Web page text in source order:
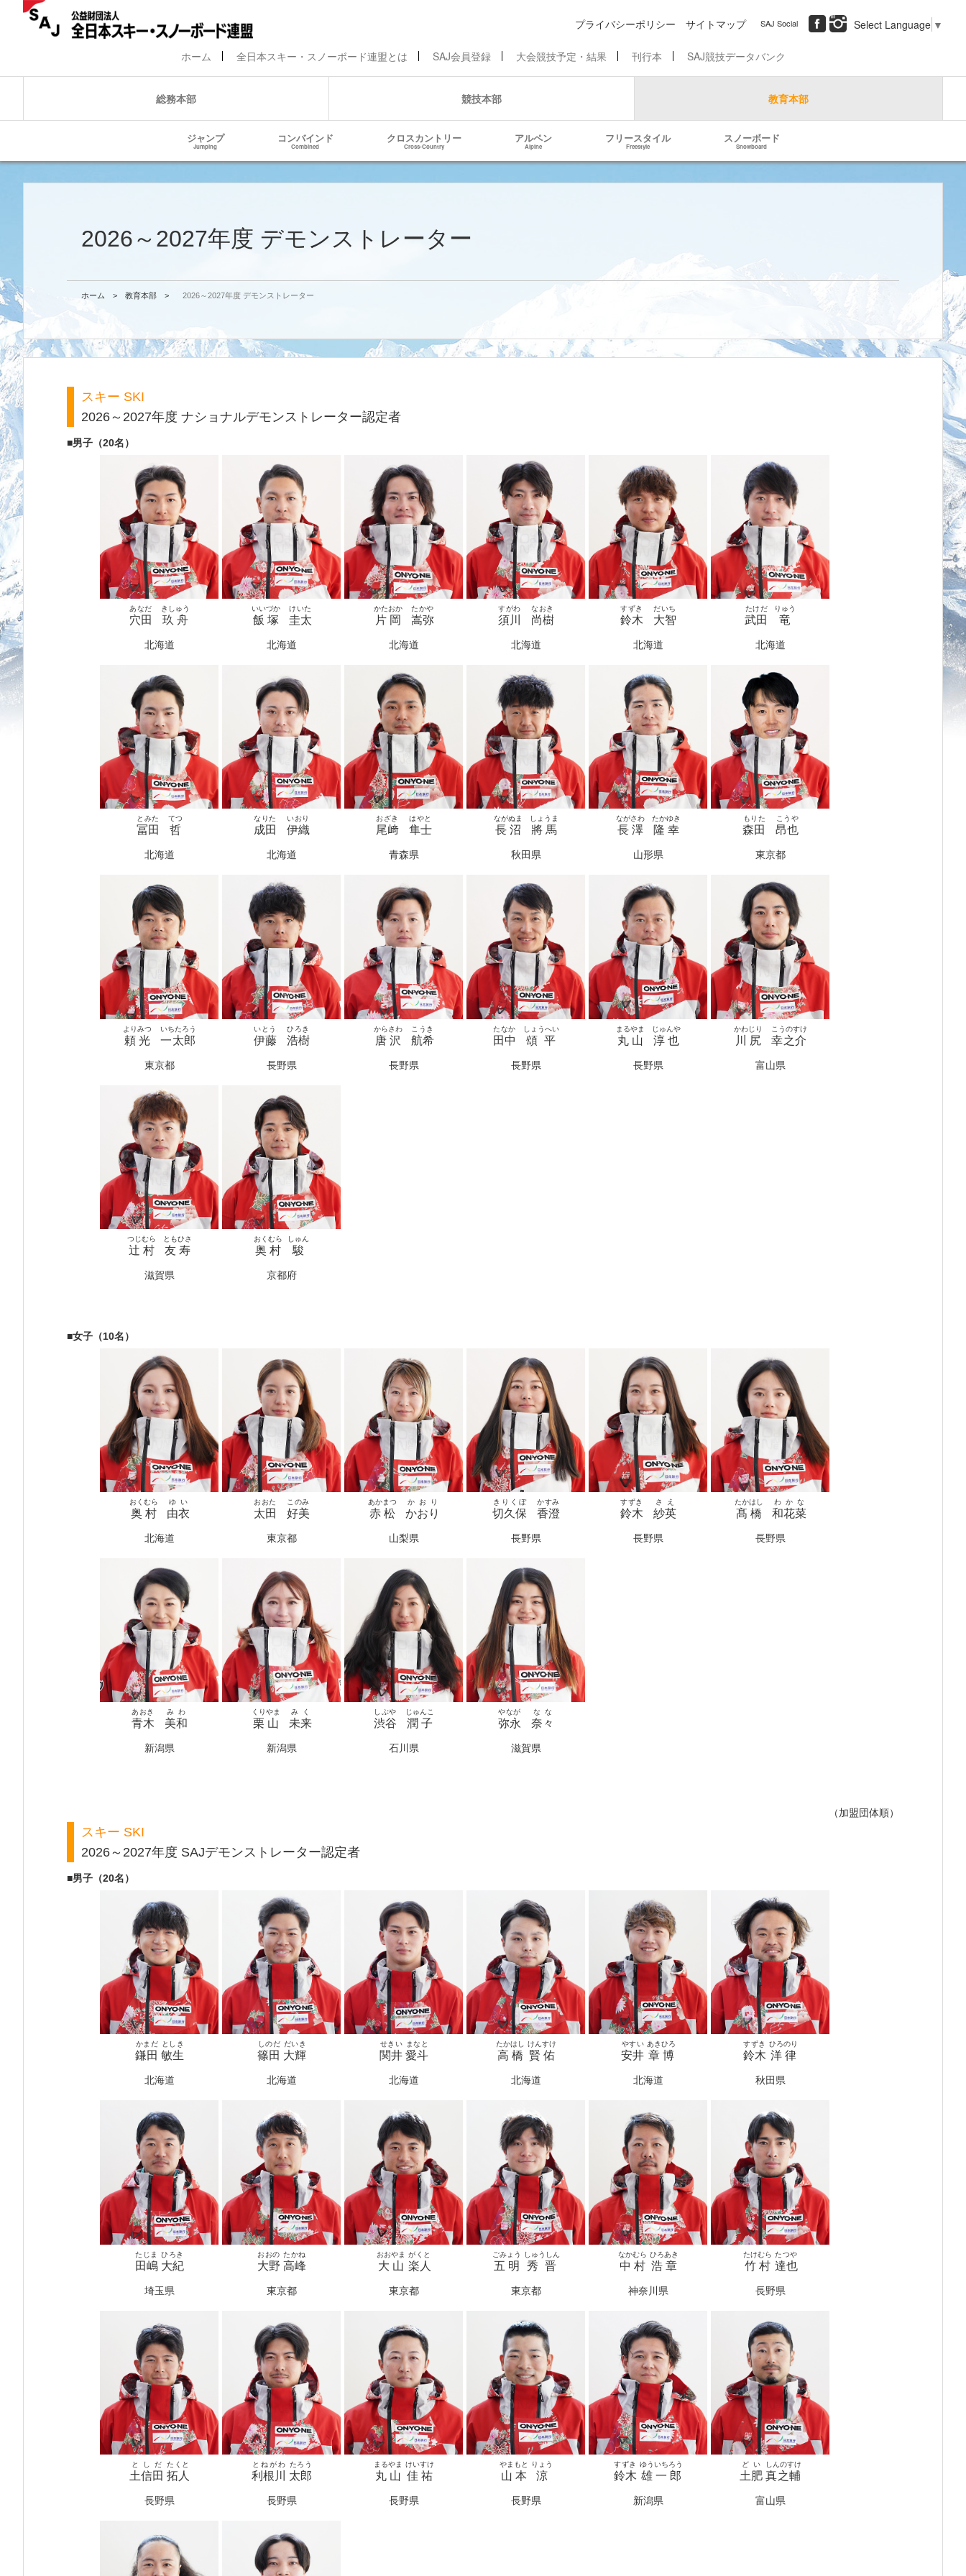
プライバシーポリシー サイトマップ SAJ Social Select Language ▼
ホーム 全日本スキー・スノーボード連盟とは SAJ会員登録 大会競技予定・結果 刊行本 SAJ競技データバンク
総務本部 競技本部 教育本部
ジャンプ
Jumping
コンバインド
Combined
クロスカントリー
Cross-Country
アルペン
Alpine
フリースタイル
Freestyle
スノーボード
Snowboard
2026～2027年度 デモンストレーター
ホーム > 教育本部 > 2026～2027年度 デモンストレーター
スキー SKI
2026～2027年度 ナショナルデモンストレーター認定者
■男子（20名）
穴田
あなだ
玖舟
きしゅう
北海道
飯塚
いいづか
圭太
けいた
北海道
片岡
かたおか
嵩弥
たかや
北海道
須川
すがわ
尚樹
なおき
北海道
鈴木
すずき
大智
だいち
北海道
武田
たけだ
竜
りゅう
北海道
冨田
とみた
哲
てつ
北海道
成田
なりた
伊織
いおり
北海道
尾﨑
おざき
隼士
はやと
青森県
長沼
ながぬま
將馬
しょうま
秋田県
長澤
ながさわ
隆幸
たかゆき
山形県
森田
もりた
昂也
こうや
東京都
頼光
よりみつ
一太郎
いちたろう
東京都
伊藤
いとう
浩樹
ひろき
長野県
唐沢
からさわ
航希
こうき
長野県
田中
たなか
頌平
しょうへい
長野県
丸山
まるやま
淳也
じゅんや
長野県
川尻
かわじり
幸之介
こうのすけ
富山県
辻村
つじむら
友寿
ともひさ
滋賀県
奥村
おくむら
駿
しゅん
京都府
■女子（10名）
奥村
おくむら
由衣
ゆい
北海道
太田
おおた
好美
このみ
東京都
赤松
あかまつ
かおり
かおり
山梨県
切久保
きりくぼ
香澄
かすみ
長野県
鈴木
すずき
紗英
さえ
長野県
髙橋
たかはし
和花菜
わかな
長野県
青木
あおき
美和
みわ
新潟県
栗山
くりやま
未来
みく
新潟県
渋谷
しぶや
潤子
じゅんこ
石川県
弥永
やなが
奈々
なな
滋賀県
（加盟団体順）
スキー SKI
2026～2027年度 SAJデモンストレーター認定者
■男子（20名）
鎌田
かまだ
敏生
としき
北海道
篠田
しのだ
大輝
だいき
北海道
関井
せきい
愛斗
まなと
北海道
高橋
たかはし
賢佑
けんすけ
北海道
安井
やすい
章博
あきひろ
北海道
鈴木
すずき
洋律
ひろのり
秋田県
田嶋
たじま
大紀
ひろき
埼玉県
大野
おおの
高峰
たかね
東京都
大山
おおやま
楽人
がくと
東京都
五明
ごみょう
秀晋
しゅうしん
東京都
中村
なかむら
浩章
ひろあき
神奈川県
竹村
たけむら
達也
たつや
長野県
土信田
としだ
拓人
たくと
長野県
利根川
とねがわ
太郎
たろう
長野県
丸山
まるやま
佳祐
けいすけ
長野県
山本
やまもと
涼
りょう
長野県
鈴木
すずき
雄一郎
ゆういちろう
新潟県
土肥
どい
真之輔
しんのすけ
富山県